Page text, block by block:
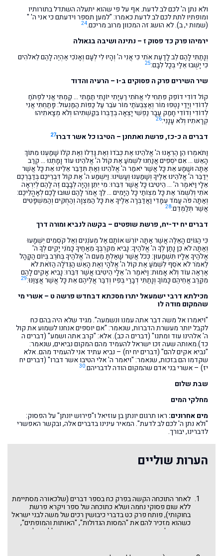
ולא נתן ה' לכם לב לדעת. אף על פי שהוא יתעלה השתדל בתורותיו
ומופתיו לתת לכם לב לדעת כאמרו: "למען תספר וידעתם כי אני ה' "
(שמות י, ב). לא הושג זה המכוון מרוב מריכם.24
ירמיהו פרק כד פסוק ז – נתינה ושיבה בגאולה
וְנָתַתִּי לָהֶם לֵב לָדַעַת אֹתִי כִּי אֲנִי ה' וְהָיוּ לִי לְעָם וְאָנֹכִי אֶהְיֶה לָהֶם לֵאלֹהִים
כִּי יָשֻׁבוּ אֵלַי בְּכָל לִבָּם:25
שיר השירים פרק ה פסוקים ב-ו – הרעיה והדוד
קוֹל דּוֹדִי דוֹפֵק פִּתְחִי לִי אֲחֹתִי רַעְיָתִי יוֹנָתִי תַמָּתִי … קַמְתִּי אֲנִי לִפְתֹּחַ
לְדוֹדִי וְיָדַי נָטְפוּ מוֹר וְאֶצְבְּעֹתַי מוֹר עֹבֵר עַל כַּפּוֹת הַמַּנְעוּל: פָּתַחְתִּי אֲנִי
לְדוֹדִי וְדוֹדִי חָמַק עָבָר נַפְשִׁי יָצְאָה בְדַבְּרוֹ בִּקַּשְׁתִּיהוּ וְלֹא מְצָאתִיהוּ
קְרָאתִיו וְלֹא עָנָנִי:26
דברים ה כ-כז, פרשת ואתחנן – הטיבו כל אשר דברו27
וַתֹּאמְרוּ הֵן הֶרְאָנוּ ה' אֱלֹהֵינוּ אֶת כְּבֹדוֹ וְאֶת גָּדְלוֹ וְאֶת קֹלוֹ שָׁמַעְנוּ מִתּוֹךְ
הָאֵשׁ … אִם יֹסְפִים אֲנַחְנוּ לִשְׁמֹעַ אֶת קוֹל ה’ אֱלֹהֵינוּ עוֹד וָמָתְנוּ … קְרַב
אַתָּה וּשֲׁמָע אֵת כָּל אֲשֶׁר יֹאמַר ה' אֱלֹהֵינוּ וְאַתְּ תְּדַבֵּר אֵלֵינוּ אֵת כָּל אֲשֶׁר
יְדַבֵּר ה' אֱלֹהֵינוּ אֵלֶיךָ וְשָׁמַעְנוּ וְעָשִׂינוּ: וַיִּשְׁמַע ה' אֶת קוֹל דִּבְרֵיכֶם בְּדַבֶּרְכֶם
אֵלָי וַיֹּאמֶר ה' … הֵיטִיבוּ כָּל אֲשֶׁר דִּבֵּרוּ: מִי יִתֵּן וְהָיָה לְבָבָם זֶה לָהֶם לְיִרְאָה
אֹתִי וְלִשְׁמֹר אֶת כָּל מִצְוֹתַי כָּל הַיָּמִים … לֵךְ אֱמֹר לָהֶם שׁוּבוּ לָכֶם לְאָהֳלֵיכֶם:
וְאַתָּה פֹּה עֲמֹד עִמָּדִי וַאֲדַבְּרָה אֵלֶיךָ אֵת כָּל הַמִּצְוָה וְהַחֻקִּים וְהַמִּשְׁפָּטִים
אֲשֶׁר תְּלַמְּדֵם:28
דברים יח יד-יח, פרשת שופטים – בקשה לנביא ומורה דרך
כִּי הַגּוֹיִם הָאֵלֶּה אֲשֶׁר אַתָּה יוֹרֵשׁ אוֹתָם אֶל מְעֹנְנִים וְאֶל קֹסְמִים יִשְׁמָעוּ
וְאַתָּה לֹא כֵן נָתַן לְךָ ה' אֱלֹהֶיךָ: נָבִיא מִקִּרְבְּךָ מֵאַחֶיךָ כָּמֹנִי יָקִים לְךָ ה'
אֱלֹהֶיךָ אֵלָיו תִּשְׁמָעוּן: כְּכֹל אֲשֶׁר שָׁאַלְתָּ מֵעִם ה' אֱלֹהֶיךָ בְּחֹרֵב בְּיוֹם הַקָּהָל
לֵאמֹר לֹא אֹסֵף לִשְׁמֹעַ אֶת קוֹל ה' אֱלֹהָי וְאֶת הָאֵשׁ הַגְּדֹלָה הַזֹּאת לֹא
אֶרְאֶה עוֹד וְלֹא אָמוּת: וַיֹּאמֶר ה' אֵלָי הֵיטִיבוּ אֲשֶׁר דִּבֵּרוּ: נָבִיא אָקִים לָהֶם
מִקֶּרֶב אֲחֵיהֶם כָּמוֹךָ וְנָתַתִּי דְבָרַי בְּפִיו וְדִבֶּר אֲלֵיהֶם אֵת כָּל אֲשֶׁר אֲצַוֶּנּוּ:29
מכילתא דרבי ישמעאל יתרו מסכתא דבחדש פרשה ט – אשרי מי
שהמקום מודה לו
"ויאמרו אל משה דבר אתה עמנו ונשמעה". מגיד שלא היה בהם כח
לקבל יותר מעשרת הדברות, שנאמר: "אם יוספים אנחנו לשמוע את קול
ה' אלהינו עוד ומתנו" (דברים ה כב). אלא: "קרב אתה ושמע" (דברים ה
כד).מאותה שעה זכו ישראל להעמיד מהם המקום נביאים, שנאמר:
"נביא אקים להם" (דברים יח יח) – נביא עתיד אני להעמיד מהם. אלא
שקדמו הם בזכות, שנאמר: "ויאמר ה' אלי הטיבו אשר דברו" (דברים יח
יז) – אשרי בני אדם שהמקום הודה לדבריהם.30
שבת שלום
מחלקי המים
מים אחרונים: ראו תרגום יונתן בן עוזיאל ו"פירוש יונתן" על הפסוק:
"ולא נתן ה' לכם לב לדעת". המאיר עינינו בדברים אלה, ובקשר האפשרי
לדברינו, יבורך.
הערות שוליים
לאחר התוכחה הקשה בפרק כח בספר דברים (שלכאורה מסתיימת
ללא שום פסוקי נחמה ושלא כתוכחה של ספר ויקרא פרשת
בחוקותי), פותח פרק כט בדברי כיבושין רכים של משה לבני ישראל
כשהוא מזכיר להם את "המסות הגדולות", "האותות והמופתים",
שאירעו לעם במצרים ובמדבר, מהם צריך היה העם ללמוד לקח